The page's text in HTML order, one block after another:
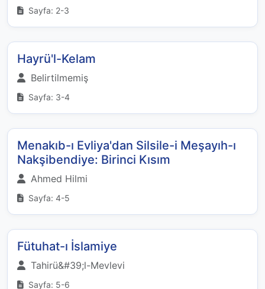
Sayfa: 2-3
Hayrü'l-Kelam
Belirtilmemiş
Sayfa: 3-4
Menakıb-ı Evliya'dan Silsile-i Meşayıh-ı
Nakşibendiye: Birinci Kısım
Ahmed Hilmi
Sayfa: 4-5
Fütuhat-ı İslamiye
Tahirü&#39;l-Mevlevi
Sayfa: 5-6